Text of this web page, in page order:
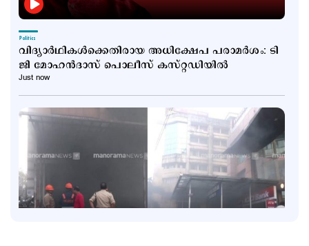
Politics
വിദ്യാർഥികൾക്കെതിരായ അധിക്ഷേപ പരാമർശം: ടി
ജി മോഹൻദാസ് പൊലീസ്‌ കസ്റ്റഡിയിൽ
Just now